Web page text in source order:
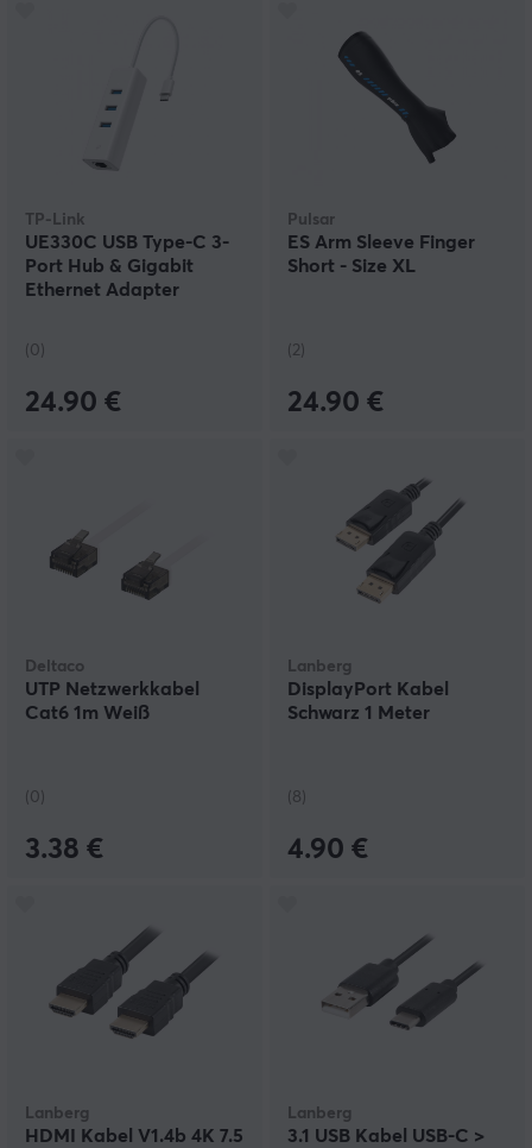
TP-Link
UE330C USB Type-C 3-
Port Hub & Gigabit
Ethernet Adapter
(0)
24.90 €
Pulsar
ES Arm Sleeve Finger
Short - Size XL
(2)
24.90 €
Deltaco
UTP Netzwerkkabel
Cat6 1m Weiß
(0)
3.38 €
Lanberg
DisplayPort Kabel
Schwarz 1 Meter
(8)
4.90 €
Lanberg
HDMI Kabel V1.4b 4K 7.5
Lanberg
3.1 USB Kabel USB-C >